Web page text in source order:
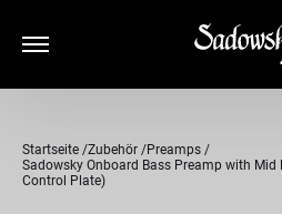
Startseite Zubehör
Preamps
Sadowsky Onboard Bass Preamp with Mid
Control Plate)